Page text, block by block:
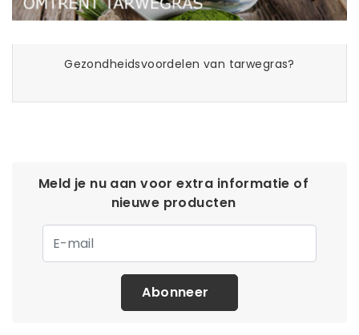
Gezondheidsvoordelen van tarwegras?
Meld je nu aan voor extra informatie of
nieuwe producten
Abonneer